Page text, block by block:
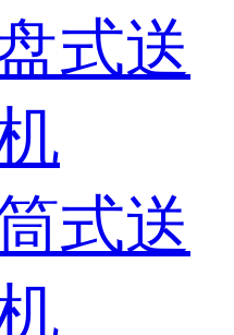
式送
式送